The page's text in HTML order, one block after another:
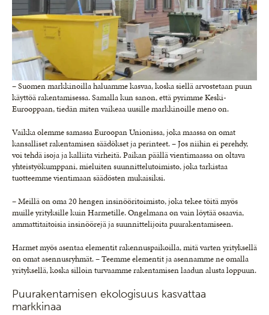
– Suomen markkinoilla haluamme kasvaa, koska siellä arvostetaan puun
käyttöä rakentamisessa. Samalla kun sanon, että pyrimme Keski-
Eurooppaan, tiedän miten vaikeaa uusille markkinoille meno on.
Vaikka olemme samassa Euroopan Unionissa, joka maassa on omat
kansalliset rakentamisen säädökset ja perinteet. – Jos niihin ei perehdy,
voi tehdä isoja ja kalliita virheitä. Paikan päällä vientimaassa on oltava
yhteistyökumppani, mieluiten suunnittelutoimisto, joka tarkistaa
tuotteemme vientimaan säädösten mukaisiksi.
– Meillä on oma 20 hengen insinööritoimisto, joka tekee töitä myös
muille yrityksille kuin Harmetille. Ongelmana on vain löytää osaavia,
ammattitaitoisia insinöörejä ja suunnittelijoita puurakentamiseen.
Harmet myös asentaa elementit rakennuspaikoilla, mitä varten yrityksellä
on omat asennusryhmät. – Teemme elementit ja asennamme ne omalla
yrityksellä, koska silloin turvaamme rakentamisen laadun alusta loppuun.
Puurakentamisen ekologisuus kasvattaa
markkinaa